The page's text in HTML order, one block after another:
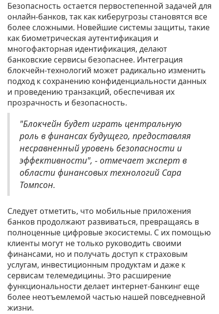
Безопасность остается первостепенной задачей для
онлайн-банков, так как киберугрозы становятся все
более сложными. Новейшие системы защиты, такие
как биометрическая аутентификация и
многофакторная идентификация, делают
банковские сервисы безопаснее. Интеграция
блокчейн-технологий может радикально изменить
подход к сохранению конфиденциальности данных
и проведению транзакций, обеспечивая их
прозрачность и безопасность.
"Блокчейн будет играть центральную
роль в финансах будущего, предоставляя
несравненный уровень безопасности и
эффективности", - отмечает эксперт в
области финансовых технологий Сара
Томпсон.
Следует отметить, что мобильные приложения
банков продолжают развиваться, превращаясь в
полноценные цифровые экосистемы. С их помощью
клиенты могут не только руководить своими
финансами, но и получать доступ к страховым
услугам, инвестиционным продуктам и даже к
сервисам телемедицины. Это расширение
функциональности делает интернет-банкинг еще
более неотъемлемой частью нашей повседневной
жизни.